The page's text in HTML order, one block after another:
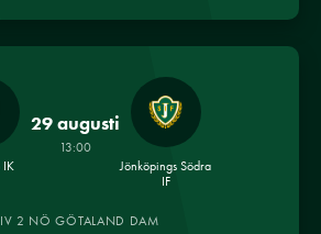
29 augusti
13:00
Jönköpings Södra
IF
2 NÖ GÖTALAND DAM